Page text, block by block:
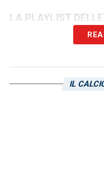
LA PLAYLIST
IL